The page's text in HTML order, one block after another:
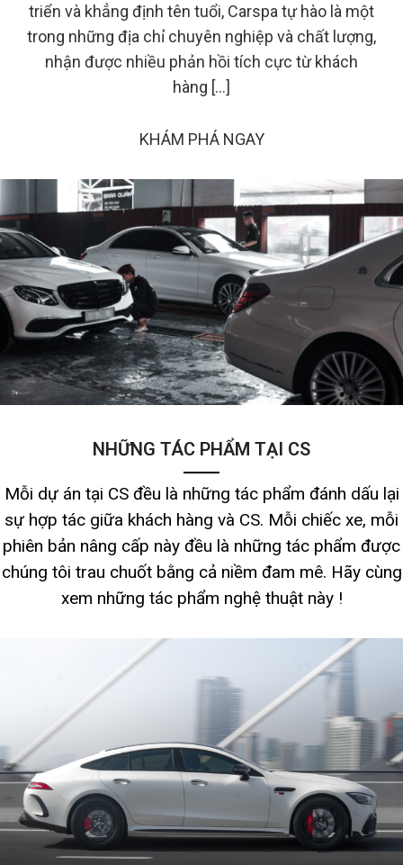
triển và khẳng định tên tuổi, Carspa tự hào là một
trong những địa chỉ chuyên nghiệp và chất lượng,
nhận được nhiều phản hồi tích cực từ khách
hàng […]
KHÁM PHÁ NGAY
NHỮNG TÁC PHẨM TẠI CS
Mỗi dự án tại CS đều là những tác phẩm đánh dấu lại
sự hợp tác giữa khách hàng và CS. Mỗi chiếc xe, mỗi
phiên bản nâng cấp này đều là những tác phẩm được
chúng tôi trau chuốt bằng cả niềm đam mê. Hãy cùng
xem những tác phẩm nghệ thuật này !